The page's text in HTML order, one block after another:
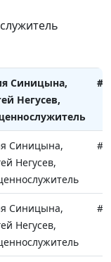
Синицына,
Негусев,
Синицына,
Негусев,
Синицына,
Негусев,
Синицына,
Негусев,